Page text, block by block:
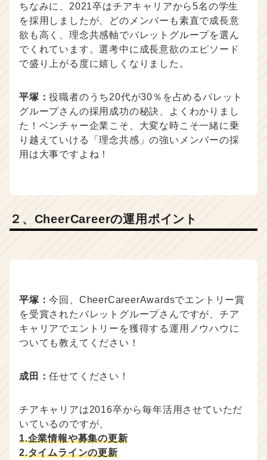
ちなみに、2021卒はチアキャリアから5名の学生
を採用しましたが、どのメンバーも素直で成長意
欲も高く、理念共感軸でバレットグループを選ん
でくれています。選考中に成長意欲のエピソード
で盛り上がる度に嬉しくなりました。
平塚：役職者のうち20代が30％を占めるバレット
グループさんの採用成功の秘訣、よくわかりまし
た！ベンチャー企業こそ、大変な時こそ一緒に乗
り越えていける「理念共感」の強いメンバーの採
用は大事ですよね！
２、CheerCareerの運用ポイント
平塚：今回、CheerCareerAwardsでエントリー賞
を受賞されたバレットグループさんですが、チア
キャリアでエントリーを獲得する運用ノウハウに
ついても教えてください！
成田：任せてください！
チアキャリアは2016卒から毎年活用させていただ
いているのですが、
1.企業情報や募集の更新
2.タイムラインの更新